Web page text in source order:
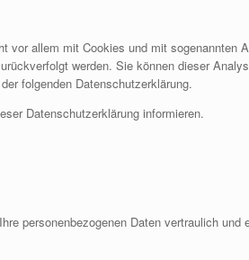
vor allem mit Cookies und mit sogenannten
werden. Sie können dieser
folgenden Datenschutzerklärung.
Datenschutzerklärung informieren.
personenbezogenen Daten vertraulich und